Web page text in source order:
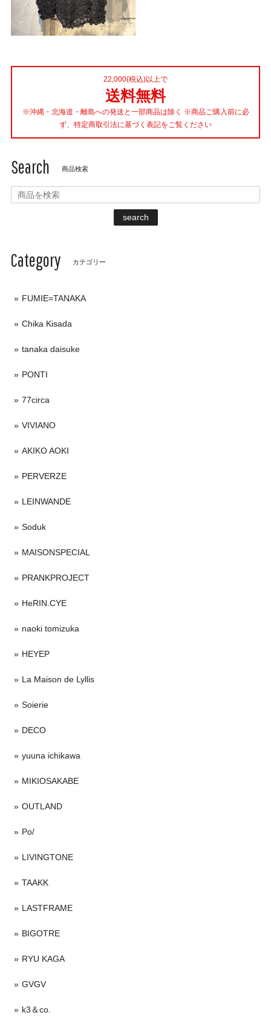
22,000(税込)以上で
送料無料
※沖縄・北海道・離島への発送と一部商品は除く ※商品ご購入前に必
ず、特定商取引法に基づく表記をご覧ください
Search 商品検索
search
Category カテゴリー
FUMIE=TANAKA
Chika Kisada
tanaka daisuke
PONTI
77circa
VIVIANO
AKIKO AOKI
PERVERZE
LEINWANDE
Soduk
MAISONSPECIAL
PRANKPROJECT
HeRIN.CYE
naoki tomizuka
HEYEP
La Maison de Lyllis
Soierie
DECO
yuuna ichikawa
MIKIOSAKABE
OUTLAND
Po/
LIVINGTONE
TAAKK
LASTFRAME
BIGOTRE
RYU KAGA
GVGV
k3＆co.